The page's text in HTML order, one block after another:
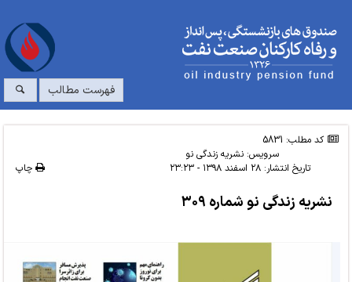
فهرست مطالب
کد مطلب: 5831
سرویس:نشریه زندگی نو
تاریخ انتشار:۲۸ اسفند ۱۳۹۸ - ۲۳:۲۳ چاپ
نشریه زندگی نو شماره ۳۰۹